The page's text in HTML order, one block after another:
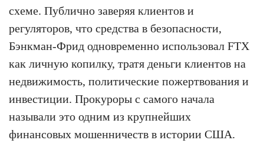
схеме. Публично заверяя клиентов и
регуляторов, что средства в безопасности,
Бэнкман-Фрид одновременно использовал FTX
как личную копилку, тратя деньги клиентов на
недвижимость, политические пожертвования и
инвестиции. Прокуроры с самого начала
называли это одним из крупнейших
финансовых мошенничеств в истории США.